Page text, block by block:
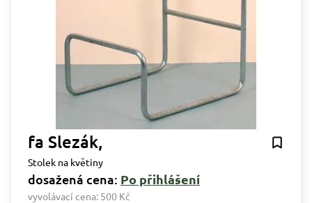
fa Slezák,
Stolek na květiny
dosažená cena: Po přihlášení
vyvolávací cena: 500 Kč